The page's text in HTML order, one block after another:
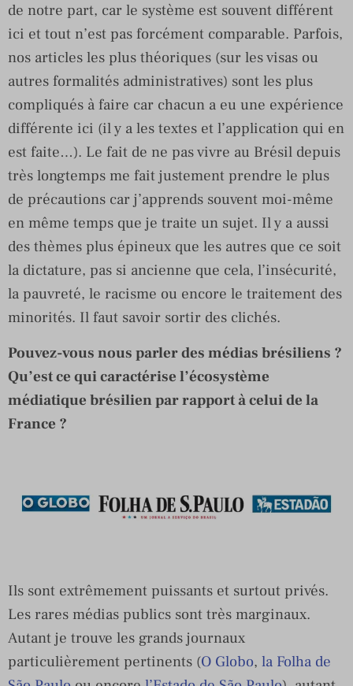
de notre part, car le système est souvent différent
ici et tout n’est pas forcément comparable. Parfois,
nos articles les plus théoriques (sur les visas ou
autres formalités administratives) sont les plus
compliqués à faire car chacun a eu une expérience
différente ici (il y a les textes et l’application qui en
est faite…). Le fait de ne pas vivre au Brésil depuis
très longtemps me fait justement prendre le plus
de précautions car j’apprends souvent moi-même
en même temps que je traite un sujet. Il y a aussi
des thèmes plus épineux que les autres que ce soit
la dictature, pas si ancienne que cela, l’insécurité,
la pauvreté, le racisme ou encore le traitement des
minorités. Il faut savoir sortir des clichés.
Pouvez-vous nous parler des médias brésiliens ?
Qu’est ce qui caractérise l’écosystème
médiatique brésilien par rapport à celui de la
France ?
Ils sont extrêmement puissants et surtout privés.
Les rares médias publics sont très marginaux.
Autant je trouve les grands journaux
particulièrement pertinents (O Globo, la Folha de